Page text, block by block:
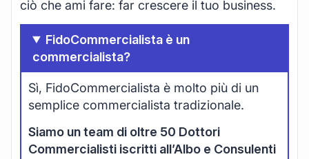
ciò che ami fare: far crescere il tuo business.
FidoCommercialista è un
commercialista?
Sì, FidoCommercialista è molto più di un
semplice commercialista tradizionale.
Siamo un team di oltre 50 Dottori
Commercialisti iscritti all’Albo e Consulenti